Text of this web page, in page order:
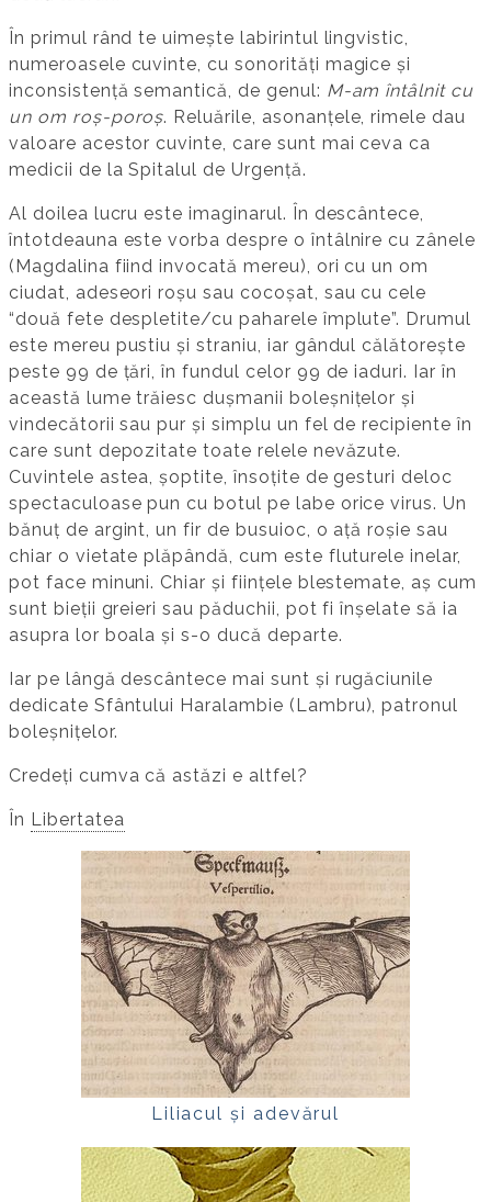
În primul rând te uimește labirintul lingvistic,
numeroasele cuvinte, cu sonorități magice și
inconsistență semantică, de genul: M-am întâlnit cu
un om roș-poroș. Reluările, asonanțele, rimele dau
valoare acestor cuvinte, care sunt mai ceva ca
medicii de la Spitalul de Urgență.
Al doilea lucru este imaginarul. În descântece,
întotdeauna este vorba despre o întâlnire cu zânele
(Magdalina fiind invocată mereu), ori cu un om
ciudat, adeseori roșu sau cocoșat, sau cu cele
“două fete despletite/cu paharele împlute”. Drumul
este mereu pustiu și straniu, iar gândul călătorește
peste 99 de țări, în fundul celor 99 de iaduri. Iar în
această lume trăiesc dușmanii boleșnițelor și
vindecătorii sau pur și simplu un fel de recipiente în
care sunt depozitate toate relele nevăzute.
Cuvintele astea, șoptite, însoțite de gesturi deloc
spectaculoase pun cu botul pe labe orice virus. Un
bănuț de argint, un fir de busuioc, o ață roșie sau
chiar o vietate plăpândă, cum este fluturele inelar,
pot face minuni. Chiar și ființele blestemate, aș cum
sunt bieții greieri sau păduchii, pot fi înșelate să ia
asupra lor boala și s-o ducă departe.
Iar pe lângă descântece mai sunt și rugăciunile
dedicate Sfântului Haralambie (Lambru), patronul
boleșnițelor.
Credeți cumva că astăzi e altfel?
În Libertatea
Liliacul și adevărul